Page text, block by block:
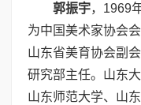
郭振宇，1969
为中国美术家协会
山东省美育协会副
研究部主任。山东
山东师范大学、山